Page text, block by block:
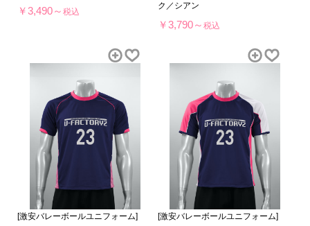
￥3,490～税込
ク／シアン
￥3,790～ 税込
[激安バレーボールユニフォーム]
[激安バレーボールユニフォーム]